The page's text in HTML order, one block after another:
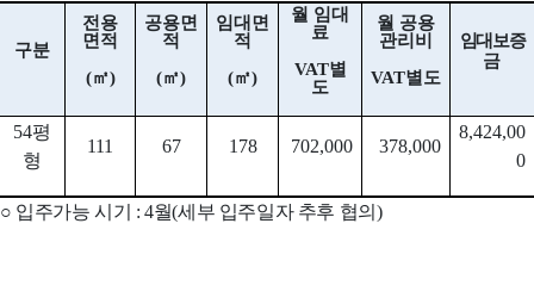
구분
전용
면적
(㎡)
공용면
적
(㎡)
임대면
적
(㎡)
월 임대
료
VAT별
도
월 공용
관리비
VAT별도
임대보증
금
54평
형
111 67 178 702,000 378,000
8,424,00
0
○ 입주가능 시기 : 4월(세부 입주일자 추후 협의 )